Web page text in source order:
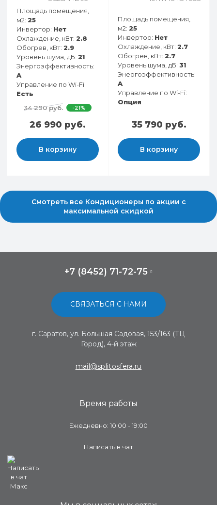
Площадь помещения,
м2: 25
Инвертор: Нет
Охлаждение, кВт: 2.8
Обогрев, кВт: 2.9
Уровень шума, дБ: 21
Энергоэффективность:
A
Управление по Wi-Fi:
Есть
34 290 руб.
-21%
26 990 руб.
В корзину
Площадь помещения,
м2: 25
Инвертор: Нет
Охлаждение, кВт: 2.7
Обогрев, кВт: 2.7
Уровень шума, дБ: 31
Энергоэффективность:
A
Управление по Wi-Fi:
Опция
35 790 руб.
В корзину
Смотреть все Кондиционеры по акции с
максимальной скидкой
+7 (8452) 71-72-75
СВЯЗАТЬСЯ С НАМИ
г. Саратов, ул. Большая Садовая, 153/163 (ТЦ
Город), 4-й этаж
mail@splitosfera.ru
Время работы
Ежедневно: 10:00 - 19:00
Написать в чат